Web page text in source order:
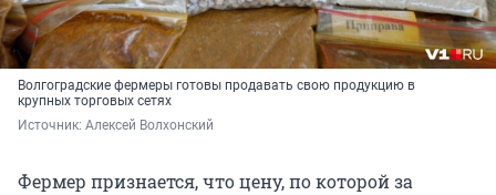
Волгоградские фермеры готовы продавать свою продукцию в
крупных торговых сетях
Источник: Алексей Волхонский
Фермер признается, что цену, по которой за